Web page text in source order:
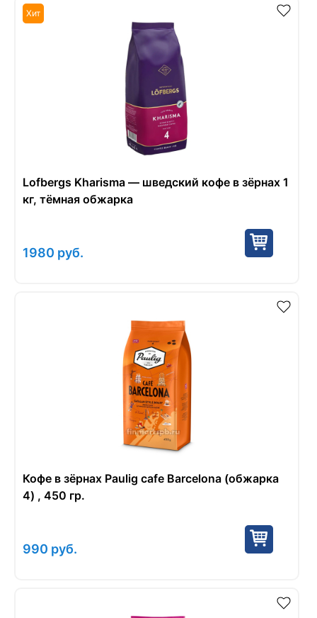
Хит
Lofbergs Kharisma — шведский кофе в зёрнах 1
кг, тёмная обжарка
1980 руб.
Кофе в зёрнах Paulig cafe Barcelona (обжарка
4) , 450 гр.
990 руб.